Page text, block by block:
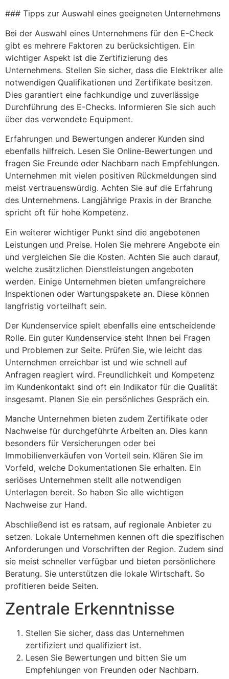
### Tipps zur Auswahl eines geeigneten Unternehmens
Bei der Auswahl eines Unternehmens für den E-Check
gibt es mehrere Faktoren zu berücksichtigen. Ein
wichtiger Aspekt ist die Zertifizierung des
Unternehmens. Stellen Sie sicher, dass die Elektriker alle
notwendigen Qualifikationen und Zertifikate besitzen.
Dies garantiert eine fachkundige und zuverlässige
Durchführung des E-Checks. Informieren Sie sich auch
über das verwendete Equipment.
Erfahrungen und Bewertungen anderer Kunden sind
ebenfalls hilfreich. Lesen Sie Online-Bewertungen und
fragen Sie Freunde oder Nachbarn nach Empfehlungen.
Unternehmen mit vielen positiven Rückmeldungen sind
meist vertrauenswürdig. Achten Sie auf die Erfahrung
des Unternehmens. Langjährige Praxis in der Branche
spricht oft für hohe Kompetenz.
Ein weiterer wichtiger Punkt sind die angebotenen
Leistungen und Preise. Holen Sie mehrere Angebote ein
und vergleichen Sie die Kosten. Achten Sie auch darauf,
welche zusätzlichen Dienstleistungen angeboten
werden. Einige Unternehmen bieten umfangreichere
Inspektionen oder Wartungspakete an. Diese können
langfristig vorteilhaft sein.
Der Kundenservice spielt ebenfalls eine entscheidende
Rolle. Ein guter Kundenservice steht Ihnen bei Fragen
und Problemen zur Seite. Prüfen Sie, wie leicht das
Unternehmen erreichbar ist und wie schnell auf
Anfragen reagiert wird. Freundlichkeit und Kompetenz
im Kundenkontakt sind oft ein Indikator für die Qualität
insgesamt. Planen Sie ein persönliches Gespräch ein.
Manche Unternehmen bieten zudem Zertifikate oder
Nachweise für durchgeführte Arbeiten an. Dies kann
besonders für Versicherungen oder bei
Immobilienverkäufen von Vorteil sein. Klären Sie im
Vorfeld, welche Dokumentationen Sie erhalten. Ein
seriöses Unternehmen stellt alle notwendigen
Unterlagen bereit. So haben Sie alle wichtigen
Nachweise zur Hand.
Abschließend ist es ratsam, auf regionale Anbieter zu
setzen. Lokale Unternehmen kennen oft die spezifischen
Anforderungen und Vorschriften der Region. Zudem sind
sie meist schneller verfügbar und bieten persönlichere
Beratung. Sie unterstützen die lokale Wirtschaft. So
profitieren beide Seiten.
Zentrale Erkenntnisse
Stellen Sie sicher, dass das Unternehmen
zertifiziert und qualifiziert ist.
Lesen Sie Bewertungen und bitten Sie um
Empfehlungen von Freunden oder Nachbarn.